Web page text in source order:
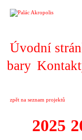
Úvodní
bary
zpět na seznam projektů
2025